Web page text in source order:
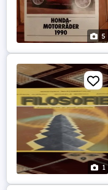
5
1